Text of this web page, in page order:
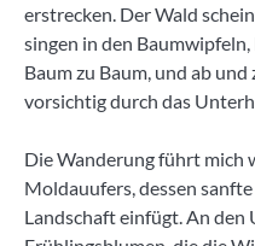
erstrecken. Der Wald
singen in den
Baum zu Baum, und ab und
vorsichtig durch das
Die Wanderung führt mich
Moldauufers, dessen
Landschaft einfügt. An den